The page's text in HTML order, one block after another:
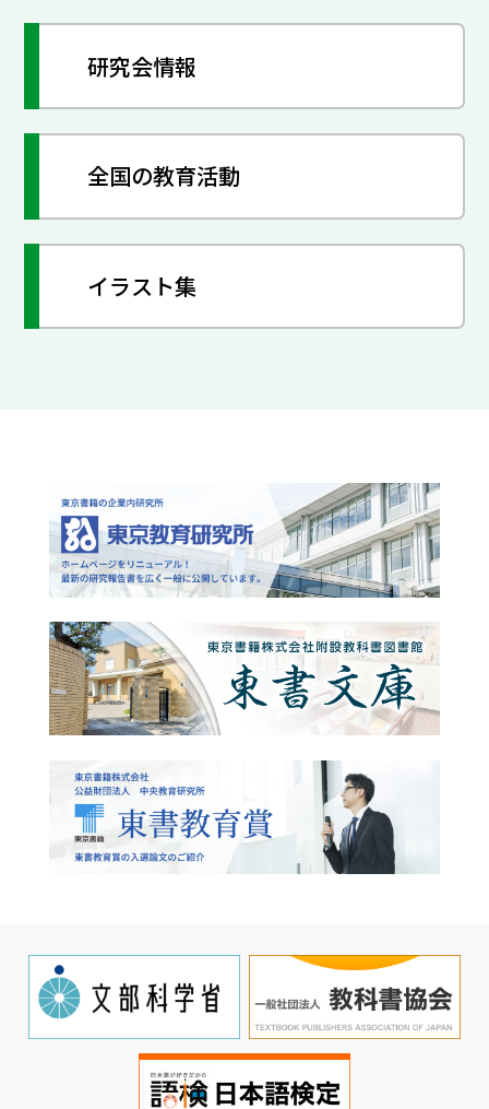
研究会情報
全国の教育活動
イラスト集